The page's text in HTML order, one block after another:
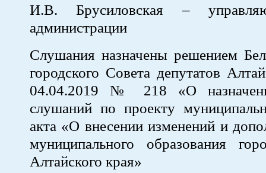
И.В. Брусиловская –
администрации
Слушания назначены решением
городского Совета депутатов
04.04.2019 № 218 «О
слушаний по проекту
акта «О внесении изменений и
муниципального образования
Алтайского края»